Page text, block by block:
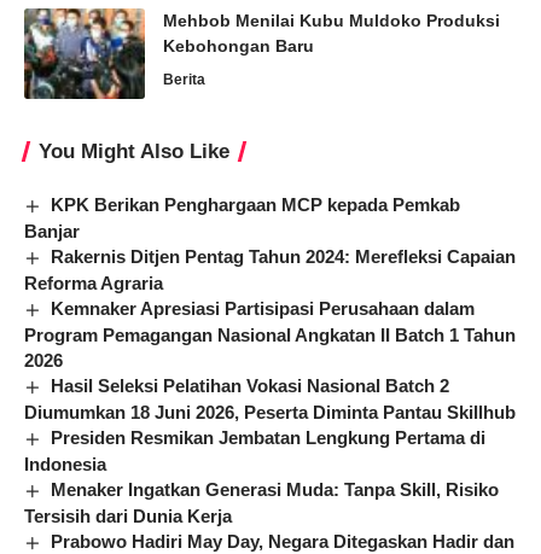
Mehbob Menilai Kubu Muldoko Produksi
Kebohongan Baru
Berita
You Might Also Like
KPK Berikan Penghargaan MCP kepada Pemkab
Banjar
Rakernis Ditjen Pentag Tahun 2024: Merefleksi Capaian
Reforma Agraria
Kemnaker Apresiasi Partisipasi Perusahaan dalam
Program Pemagangan Nasional Angkatan II Batch 1 Tahun
2026
Hasil Seleksi Pelatihan Vokasi Nasional Batch 2
Diumumkan 18 Juni 2026, Peserta Diminta Pantau Skillhub
Presiden Resmikan Jembatan Lengkung Pertama di
Indonesia
Menaker Ingatkan Generasi Muda: Tanpa Skill, Risiko
Tersisih dari Dunia Kerja
Prabowo Hadiri May Day, Negara Ditegaskan Hadir dan